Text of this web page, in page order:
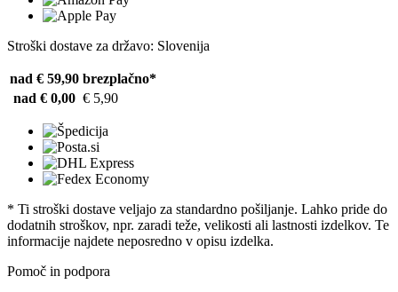
Stroški dostave za državo: Slovenija
nad € 59,90 brezplačno*
nad € 0,00 € 5,90
* Ti stroški dostave veljajo za standardno pošiljanje. Lahko pride do
dodatnih stroškov, npr. zaradi teže, velikosti ali lastnosti izdelkov. Te
informacije najdete neposredno v opisu izdelka.
Pomoč in podpora